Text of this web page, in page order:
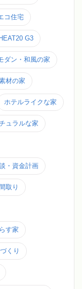
コ住宅
G3
ダン・和風の家
材の家
ホテルライクな家
ュラルな家
・資金計画
取り
す家
くり